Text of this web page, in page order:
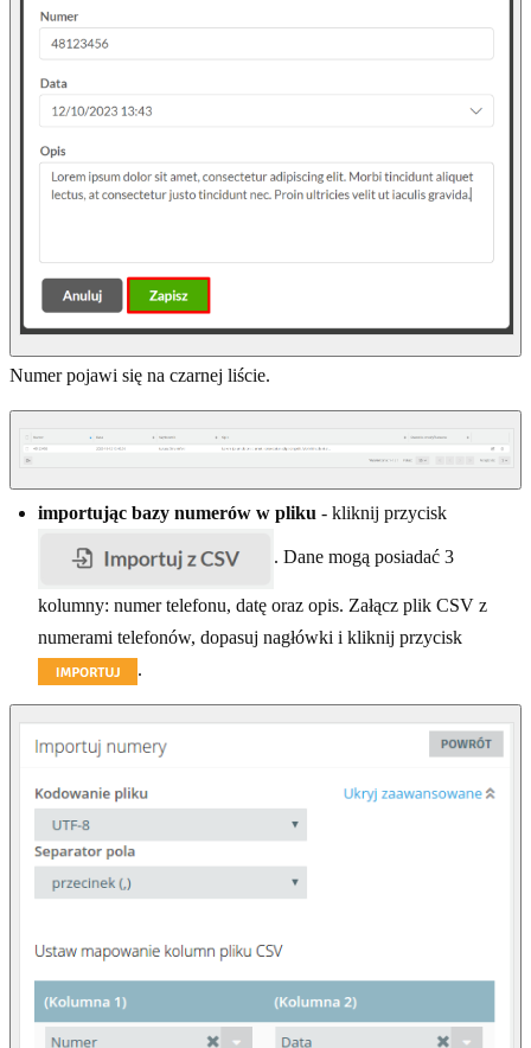
Numer pojawi się na czarnej liście.
importując bazy numerów w pliku - kliknij przycisk
. Dane mogą posiadać 3
kolumny: numer telefonu, datę oraz opis. Załącz plik CSV z
numerami telefonów, dopasuj nagłówki i kliknij przycisk
.